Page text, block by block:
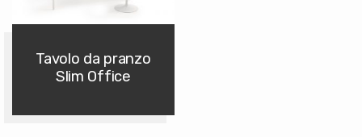
Tavolo da pranzo
Slim Office